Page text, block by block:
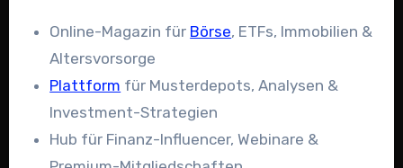
Online-Magazin für Börse, ETFs, Immobilien &
Altersvorsorge
Plattform für Musterdepots, Analysen &
Investment-Strategien
Hub für Finanz-Influencer, Webinare &